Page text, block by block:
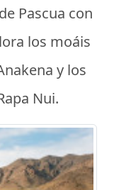
Pascua con
los moáis
y los
Nui.